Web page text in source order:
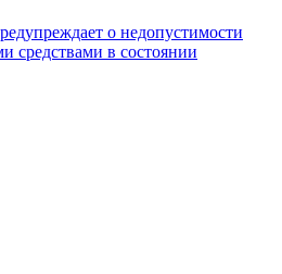
о недопустимости
средствами в состоянии